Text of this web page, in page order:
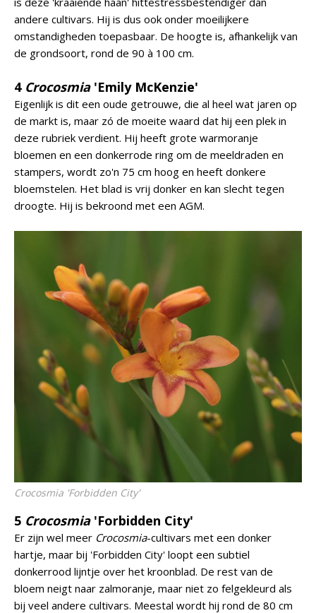
andere cultivars. Hij is dus ook onder moeilijkere
omstandigheden toepasbaar. De hoogte is, afhankelijk van
de grondsoort, rond de 90 à 100 cm.
4 Crocosmia'Emily McKenzie'
Eigenlijk is dit een oude getrouwe, die al heel wat jaren op
de markt is, maar zó de moeite waard dat hij een plek in
deze rubriek verdient. Hij heeft grote warmoranje
bloemen en een donkerrode ring om de meeldraden en
stampers, wordt zo'n 75 cm hoog en heeft donkere
bloemstelen. Het blad is vrij donker en kan slecht tegen
droogte. Hij is bekroond met een AGM.
Crocosmia 'Forbidden City'
5 Crocosmia'Forbidden City'
Er zijn wel meer Crocosmia-cultivars met een donker
hartje, maar bij 'Forbidden City' loopt een subtiel
donkerrood lijntje over het kroonblad. De rest van de
bloem neigt naar zalmoranje, maar niet zo felgekleurd als
bij veel andere cultivars. Meestal wordt hij rond de 80 cm